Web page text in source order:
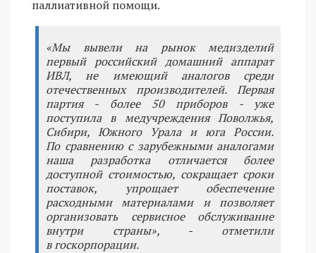
паллиативной помощи.
«Мы вывели на рынок медизделий
первый российский домашний аппарат
ИВЛ, не имеющий аналогов среди
отечественных производителей. Первая
партия - более 50 приборов - уже
поступила в медучреждения Поволжья,
Сибири, Южного Урала и юга России.
По сравнению с зарубежными аналогами
наша разработка отличается более
доступной стоимостью, сокращает сроки
поставок, упрощает обеспечение
расходными материалами и позволяет
организовать сервисное обслуживание
внутри страны», - отметили
в госкорпорации.